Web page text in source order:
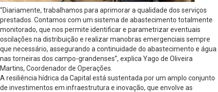
“Diariamente, trabalhamos para aprimorar a qualidade dos serviços
prestados. Contamos com um sistema de abastecimento totalmente
monitorado, que nos permite identificar e parametrizar eventuais
oscilações na distribuição e realizar manobras emergenciais sempre
que necessário, assegurando a continuidade do abastecimento e água
nas torneiras dos campo-grandenses”, explica Yago de Oliveira
Martins, Coordenador de Operações.
A resiliência hídrica da Capital está sustentada por um amplo conjunto
de investimentos em infraestrutura e inovação, que envolve as